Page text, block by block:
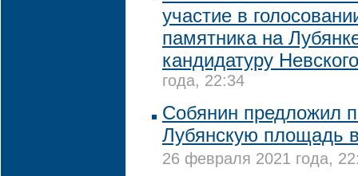
участие в
памятника на
кандидатуру Невского
года, 22:34
Собянин предложил
Лубянскую площадь
26 февраля 2021 года,